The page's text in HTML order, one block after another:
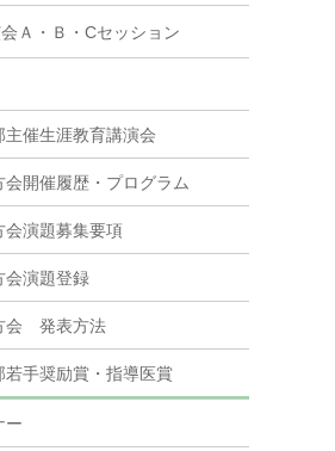
Ａ・Ｂ・Cセッション
主催生涯教育講演会
会開催履歴・プログラム
会演題募集要項
会演題登録
会 発表方法
若手奨励賞・指導医賞
ー